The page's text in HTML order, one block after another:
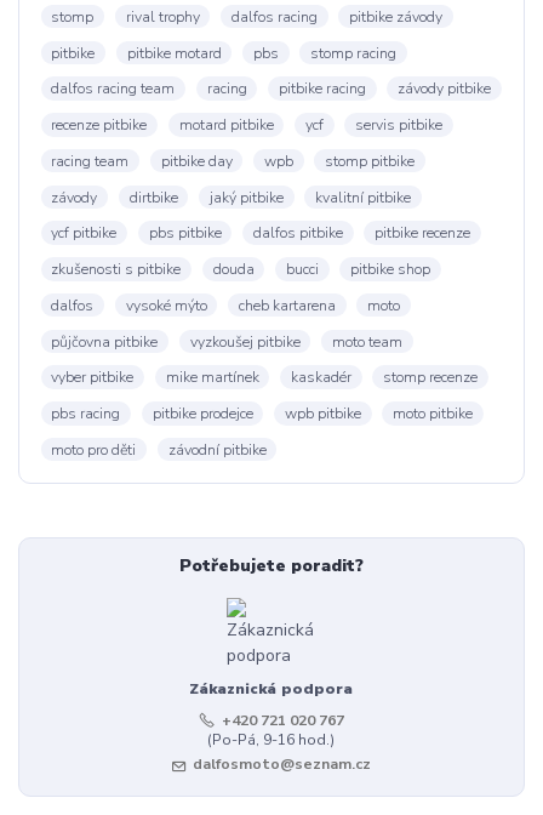
stomp rival trophy dalfos racing
pitbike závody
pitbike
pitbike motard pbs
stomp racing
dalfos racing team
racing pitbike racing
závody pitbike
recenze pitbike
motard pitbike ycf
servis pitbike
racing team
pitbike day wpb
stomp pitbike
závody
dirtbike jaký pitbike
kvalitní pitbike
ycf pitbike
pbs pitbike dalfos pitbike
pitbike recenze
zkušenosti s pitbike
douda bucci
pitbike shop
dalfos
vysoké mýto cheb kartarena
moto
půjčovna pitbike
vyzkoušej pitbike
moto team
vyber pitbike
mike martínek kaskadér
stomp recenze
pbs racing
pitbike prodejce wpb pitbike
moto pitbike
moto pro děti
závodní pitbike
Potřebujete poradit?
Zákaznická podpora
+420 721 020 767
(Po-Pá, 9-16 hod.)
dalfosmoto@seznam.cz